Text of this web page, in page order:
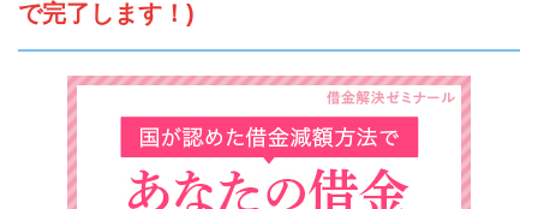
で完了します！)